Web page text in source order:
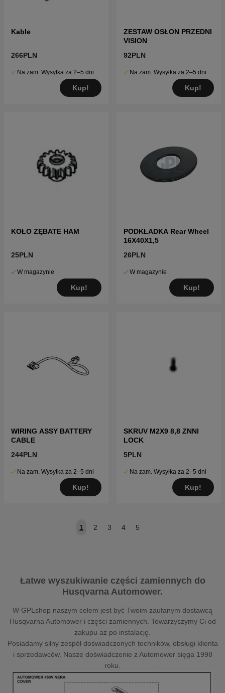
Kable
266PLN
Na zam. Wysyłka za 2–5 dni
Kup!
ZESTAW OSŁON PRZEDNI
VISION
92PLN
Na zam. Wysyłka za 2–5 dni
Kup!
KOŁO ZĘBATE HAM
25PLN
W magazynie
Kup!
PODKŁADKA Rear Wheel
16X40X1,5
26PLN
W magazynie
Kup!
WIRING ASSY BATTERY
CABLE
244PLN
Na zam. Wysyłka za 2–5 dni
Kup!
SKRUV M2X9 8,8 ZNNI
LOCK
5PLN
Na zam. Wysyłka za 2–5 dni
Kup!
1 2 3 4 5
Łatwe wyszukiwanie części zamiennych do
Husqvarna Automower.
W GPLshop naszym celem jest być Twoim zaufanym dostawcą
Husqvarna Automower i części zamiennych. Towarzyszymy Ci od
zakupu aż po instalację.
Posiadamy silny zespół doświadczonych techników, obsługi klienta
i sprzedawców. Nasze doświadczenie z Automower sięga 1998
roku.